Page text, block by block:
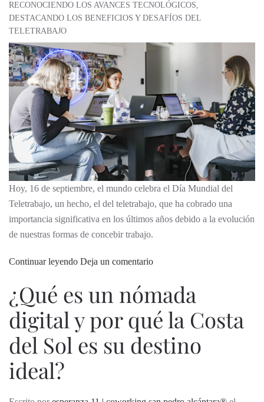
RECONOCIENDO LOS AVANCES TECNOLÓGICOS,
DESTACANDO LOS BENEFICIOS Y DESAFÍOS DEL
TELETRABAJO
Hoy, 16 de septiembre, el mundo celebra el Día Mundial del
Teletrabajo, un hecho, el del teletrabajo, que ha cobrado una
importancia significativa en los últimos años debido a la evolución
de nuestras formas de concebir trabajo.
Continuar leyendo Deja un comentario
¿Qué es un nómada
digital y por qué la Costa
del Sol es su destino
ideal?